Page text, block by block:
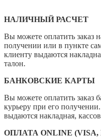
НАЛИЧНЫЙ РАСЧЕТ
Вы можете оплатить заказ
получении или в пункте
клиенту выдаются
талон.
БАНКОВСКИЕ КАРТЫ
Вы можете оплатить заказ
курьеру при его
выдаются накладная,
ОПЛАТА ONLINE (VISA,